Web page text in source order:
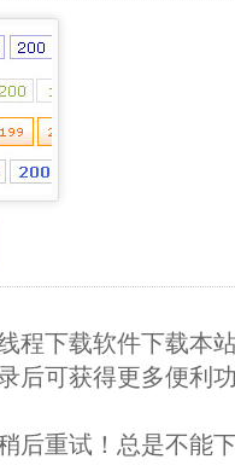
程下载软件下载本
后可获得更多便利
后重试！总是不能